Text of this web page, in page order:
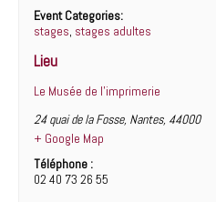
Event Categories:
stages, stages adultes
Lieu
Le Musée de l’imprimerie
24 quai de la Fosse, Nantes, 44000
+ Google Map
Téléphone :
02 40 73 26 55